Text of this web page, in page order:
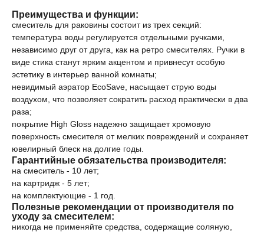
Преимущества и функции:
смеситель для раковины состоит из трех секций:
температура воды регулируется отдельными ручками,
независимо друг от друга, как на ретро смесителях. Ручки в
виде стика станут ярким акцентом и привнесут особую
эстетику в интерьер ванной комнаты;
невидимый аэратор EcoSave, насыщает струю воды
воздухом, что позволяет сократить расход практически в два
раза;
покрытие High Gloss надежно защищает хромовую
поверхность смесителя от мелких повреждений и сохраняет
ювелирный блеск на долгие годы.
Гарантийные обязательства производителя:
на смеситель - 10 лет;
на картридж - 5 лет;
на комплектующие - 1 год.
Полезные рекомендации от производителя по
уходу за смесителем:
никогда не применяйте средства, содержащие соляную,